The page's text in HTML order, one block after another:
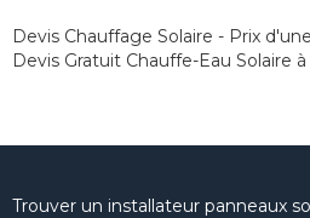
Devis Chauffage Solaire - Prix
Devis Gratuit Chauffe-Eau Solaire
Trouver un installateur panneaux